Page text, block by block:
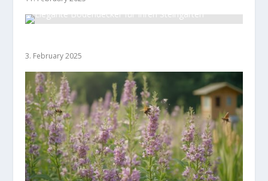
3. February 2025